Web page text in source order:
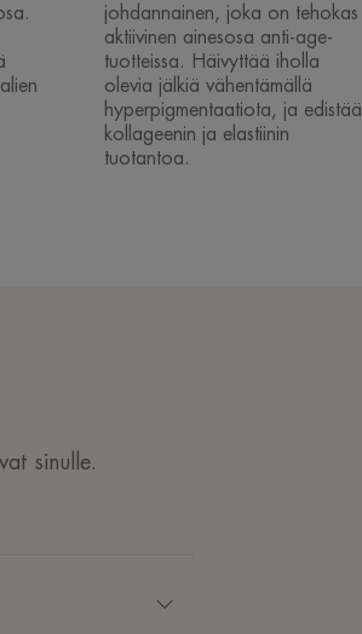
johdannainen, joka on tehokas
aktiivinen ainesosa anti-age-
tuotteissa. Häivyttää iholla
olevia jälkiä vähentämällä
hyperpigmentaatiota, ja edistää
kollageenin ja elastiinin
tuotantoa.
sinulle.